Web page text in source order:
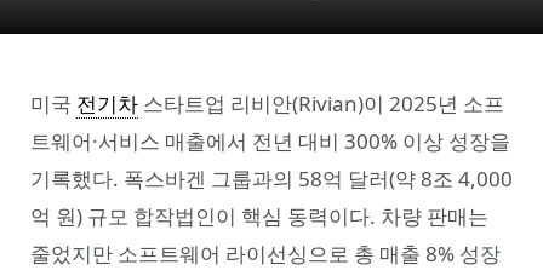
미국 전기차 스타트업 리비안(Rivian)이 2025년 소프
트웨어·서비스 매출에서 전년 대비 300% 이상 성장을
기록했다. 폭스바겐 그룹과의 58억 달러(약 8조 4,000
억 원) 규모 합작법인이 핵심 동력이다. 차량 판매는
줄었지만 소프트웨어 라이선싱으로 총 매출 8% 성장